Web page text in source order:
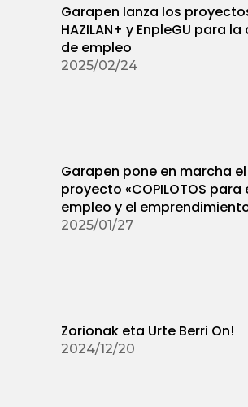
Garapen lanza los
HAZILAN+ y EnpleGU para
de empleo
2025/02/24
Garapen pone en marcha el
proyecto «COPILOTOS para
empleo y el
2025/01/27
Zorionak eta Urte Berri On!
2024/12/20